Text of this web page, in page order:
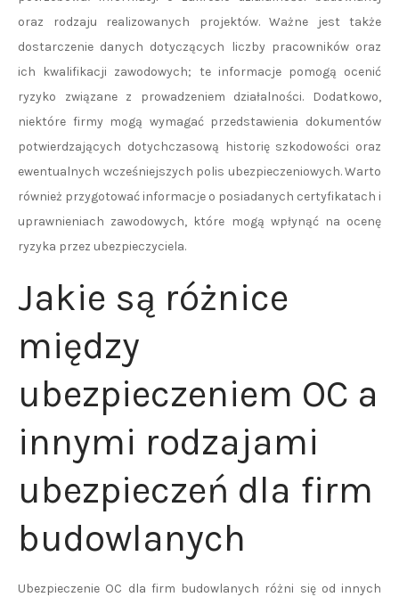
oraz rodzaju realizowanych projektów. Ważne jest także
dostarczenie danych dotyczących liczby pracowników oraz
ich kwalifikacji zawodowych; te informacje pomogą ocenić
ryzyko związane z prowadzeniem działalności. Dodatkowo,
niektóre firmy mogą wymagać przedstawienia dokumentów
potwierdzających dotychczasową historię szkodowości oraz
ewentualnych wcześniejszych polis ubezpieczeniowych. Warto
również przygotować informacje o posiadanych certyfikatach i
uprawnieniach zawodowych, które mogą wpłynąć na ocenę
ryzyka przez ubezpieczyciela.
Jakie są różnice
między
ubezpieczeniem OC a
innymi rodzajami
ubezpieczeń dla firm
budowlanych
Ubezpieczenie OC dla firm budowlanych różni się od innych